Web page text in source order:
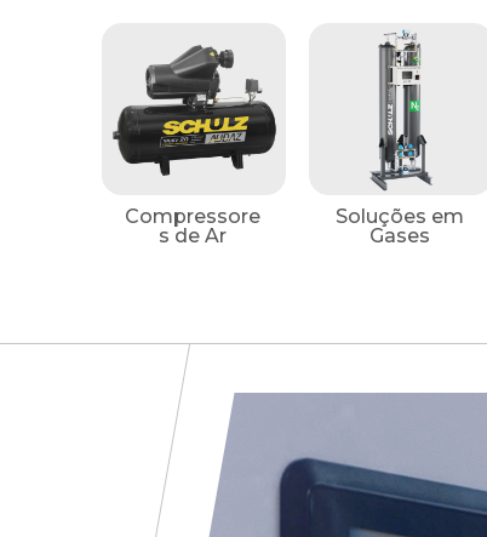
Compressore
s de Ar
Soluções em
Gases